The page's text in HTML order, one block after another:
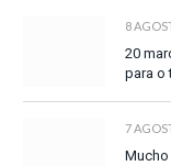
8
20
para o
7